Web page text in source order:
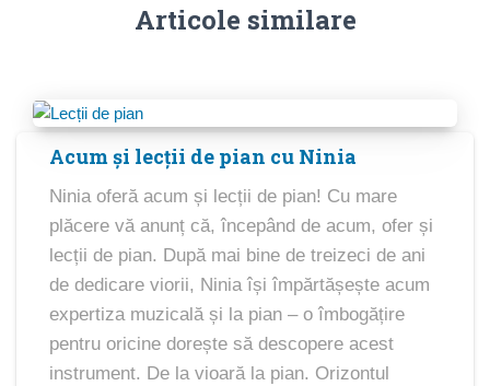
Articole similare
Acum și lecții de pian cu Ninia
Ninia oferă acum și lecții de pian! Cu mare
plăcere vă anunț că, începând de acum, ofer și
lecții de pian. După mai bine de treizeci de ani
de dedicare viorii, Ninia își împărtășește acum
expertiza muzicală și la pian – o îmbogățire
pentru oricine dorește să descopere acest
instrument. De la vioară la pian. Orizontul